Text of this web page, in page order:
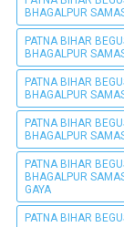
BHAGALPUR
PATNA BIHAR
BHAGALPUR
PATNA BIHAR
BHAGALPUR
PATNA BIHAR
BHAGALPUR
PATNA BIHAR
BHAGALPUR
GAYA
PATNA BIHAR